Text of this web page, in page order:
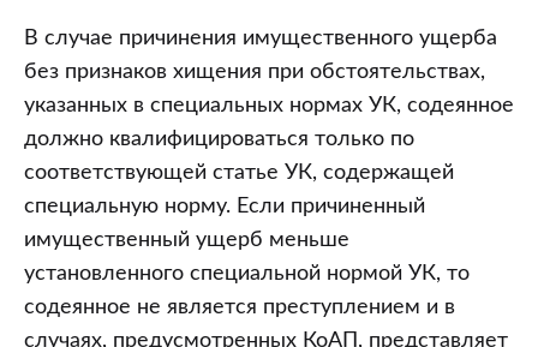
В случае причинения имущественного ущерба
без признаков хищения при обстоятельствах,
указанных в специальных нормах УК, содеянное
должно квалифицироваться только по
соответствующей статье УК, содержащей
специальную норму. Если причиненный
имущественный ущерб меньше
установленного специальной нормой УК, то
содеянное не является преступлением и в
случаях, предусмотренных КоАП, представляет